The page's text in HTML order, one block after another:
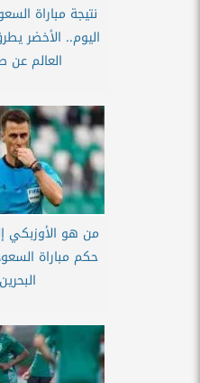
نتيجة مباراة
اليوم.. الأخضر
العالم عن
من هو الأوزبكي
حكم مباراة